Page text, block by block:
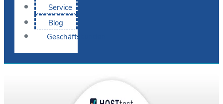
Service
Blog
Geschäftskunden